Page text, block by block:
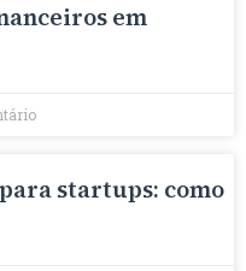
em
startups: como